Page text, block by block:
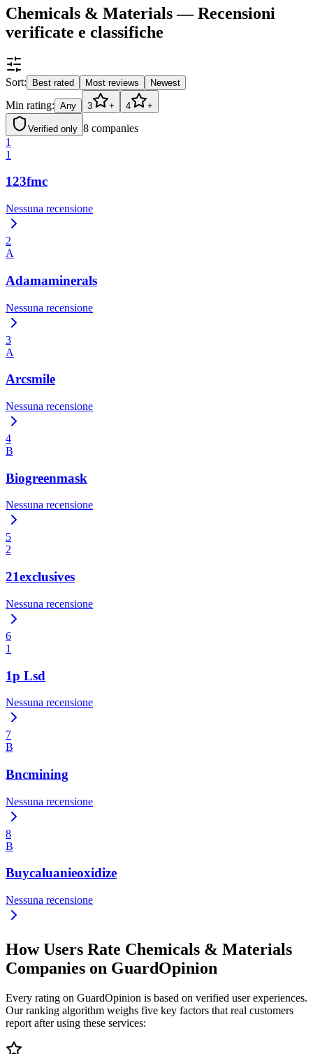
Chemicals & Materials — Recensioni
verificate e classifiche
Sort: Best rated Most reviews Newest
Min rating: Any 3 + 4 +
Verified only 8 companies
1
1
123fmc
Nessuna recensione
2
A
Adamaminerals
Nessuna recensione
3
A
Arcsmile
Nessuna recensione
4
B
Biogreenmask
Nessuna recensione
5
2
21exclusives
Nessuna recensione
6
1
1p Lsd
Nessuna recensione
7
B
Bncmining
Nessuna recensione
8
B
Buycaluanieoxidize
Nessuna recensione
How Users Rate Chemicals & Materials
Companies on GuardOpinion
Every rating on GuardOpinion is based on verified user experiences.
Our ranking algorithm weighs five key factors that real customers
report after using these services: